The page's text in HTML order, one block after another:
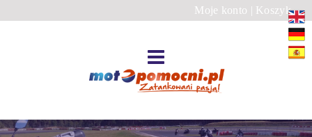
Moje konto | Koszyk